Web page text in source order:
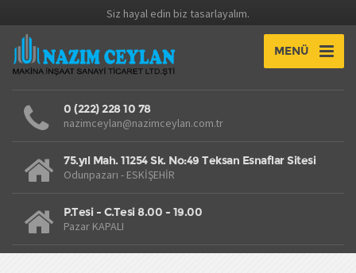
Siz hayal edin biz tasarlayalım.
MENÜ
0 (222) 228 10 78
nazimceylan@nazimceylan.com.tr
75.yıl Mah. 11254 Sk. No:49 Teksan Esnaflar Sitesi
Odunpazarı - ESKİŞEHİR
P.Tesi - C.Tesi 8.00 - 19.00
Pazar KAPALI